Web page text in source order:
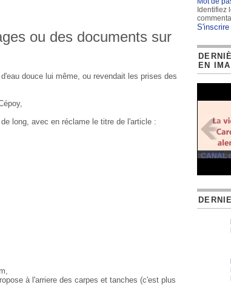
ou des documents sur
douce lui même, ou revendait les prises des
long, avec en réclame le titre de l'article :
à l'arriere des carpes et tanches (c'est plus
Identifiez
S'inscrire
EN
CANAL